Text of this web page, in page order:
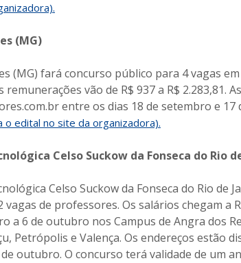
(MG)
(MG) fará concurso público para 4 vagas
vão de R$ 937 a R$ 2.283,81.
entre os dias 18 de setembro e
o edital no site da organizadora).
Celso Suckow da Fonseca do Rio
Celso Suckow da Fonseca do Rio de
de professores. Os salários chegam a
a 6 de outubro nos Campus de Angra dos
Petrópolis e Valença. Os endereços estão
outubro. O concurso terá validade de um